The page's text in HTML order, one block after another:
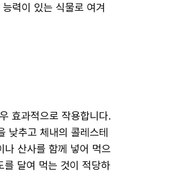
력이 있는 식물로 여겨
효과적으로 작용합니다.
낮추고 체내의 콜레스테
나 산사를 함께 넣어 먹으
달여 먹는 것이 적당하